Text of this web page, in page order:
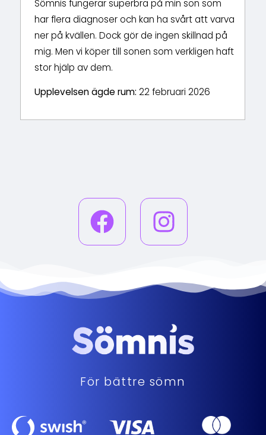
Sömnis fungerar superbra på min son som
har flera diagnoser och kan ha svårt att varva
ner på kvällen. Dock gör de ingen skillnad på
mig. Men vi köper till sonen som verkligen haft
stor hjälp av dem.
Upplevelsen ägde rum: 22 februari 2026
För bättre sömn